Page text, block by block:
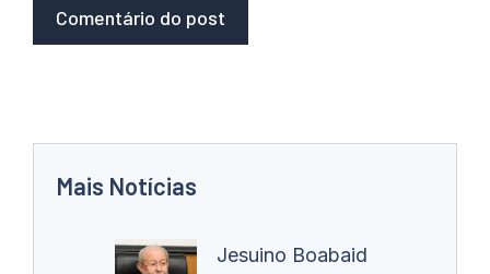
Mais Notícias
Jesuino Boabaid